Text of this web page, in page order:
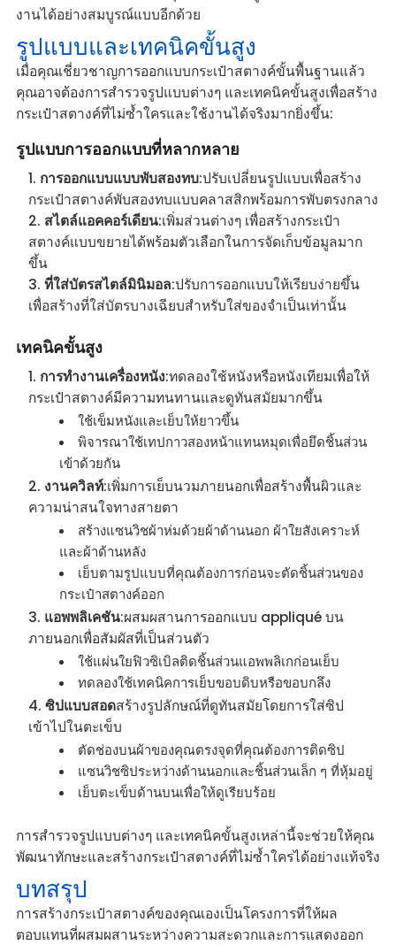
งานได้อย่างสมบูรณ์แบบอีกด้วย
รูปแบบและเทคนิคขั้นสูง
เมื่อคุณเชี่ยวชาญการออกแบบกระเป๋าสตางค์ขั้นพื้นฐานแล้ว
คุณอาจต้องการสำรวจรูปแบบต่างๆ และเทคนิคขั้นสูงเพื่อสร้าง
กระเป๋าสตางค์ที่ไม่ซ้ำใครและใช้งานได้จริงมากยิ่งขึ้น:
รูปแบบการออกแบบที่หลากหลาย
การออกแบบแบบพับสองทบ:ปรับเปลี่ยนรูปแบบเพื่อสร้าง
กระเป๋าสตางค์พับสองทบแบบคลาสสิกพร้อมการพับตรงกลาง
สไตล์แอคคอร์เดียน:เพิ่มส่วนต่างๆ เพื่อสร้างกระเป๋า
สตางค์แบบขยายได้พร้อมตัวเลือกในการจัดเก็บข้อมูลมาก
ขึ้น
ที่ใส่บัตรสไตล์มินิมอล:ปรับการออกแบบให้เรียบง่ายขึ้น
เพื่อสร้างที่ใส่บัตรบางเฉียบสำหรับใส่ของจำเป็นเท่านั้น
เทคนิคขั้นสูง
การทำงานเครื่องหนัง:ทดลองใช้หนังหรือหนังเทียมเพื่อให้
กระเป๋าสตางค์มีความทนทานและดูทันสมัยมากขึ้น
ใช้เข็มหนังและเย็บให้ยาวขึ้น
พิจารณาใช้เทปกาวสองหน้าแทนหมุดเพื่อยึดชิ้นส่วน
เข้าด้วยกัน
งานควิลท์:เพิ่มการเย็บนวมภายนอกเพื่อสร้างพื้นผิวและ
ความน่าสนใจทางสายตา
สร้างแซนวิชผ้าห่มด้วยผ้าด้านนอก ผ้าใยสังเคราะห์
และผ้าด้านหลัง
เย็บตามรูปแบบที่คุณต้องการก่อนจะตัดชิ้นส่วนของ
กระเป๋าสตางค์ออก
แอพพลิเคชัน:ผสมผสานการออกแบบ appliqué บน
ภายนอกเพื่อสัมผัสที่เป็นส่วนตัว
ใช้แผ่นใยฟิวซิเบิลติดชิ้นส่วนแอพพลิเกก่อนเย็บ
ทดลองใช้เทคนิคการเย็บขอบดิบหรือขอบกลึง
ซิปแบบสอดสร้างรูปลักษณ์ที่ดูทันสมัยโดยการใส่ซิป
เข้าไปในตะเข็บ
ตัดช่องบนผ้าของคุณตรงจุดที่คุณต้องการติดซิป
แซนวิชซิประหว่างด้านนอกและชิ้นส่วนเล็ก ๆ ที่หุ้มอยู่
เย็บตะเข็บด้านบนเพื่อให้ดูเรียบร้อย
การสำรวจรูปแบบต่างๆ และเทคนิคขั้นสูงเหล่านี้จะช่วยให้คุณ
พัฒนาทักษะและสร้างกระเป๋าสตางค์ที่ไม่ซ้ำใครได้อย่างแท้จริง
บทสรุป
การสร้างกระเป๋าสตางค์ของคุณเองเป็นโครงการที่ให้ผล
ตอบแทนที่ผสมผสานระหว่างความสะดวกและการแสดงออก